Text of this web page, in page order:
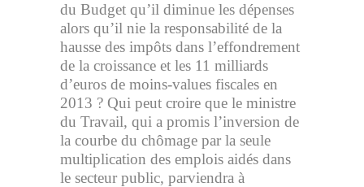
du Budget qu’il diminue les dépenses
alors qu’il nie la responsabilité de la
hausse des impôts dans l’effondrement
de la croissance et les 11 milliards
d’euros de moins-values fiscales en
2013 ? Qui peut croire que le ministre
du Travail, qui a promis l’inversion de
la courbe du chômage par la seule
multiplication des emplois aidés dans
le secteur public, parviendra à